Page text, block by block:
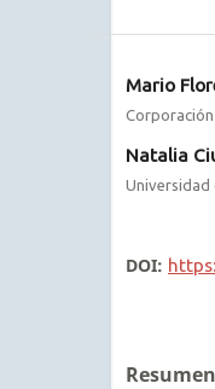
Mario
Natalia
Universidad
DOI:
Resumen